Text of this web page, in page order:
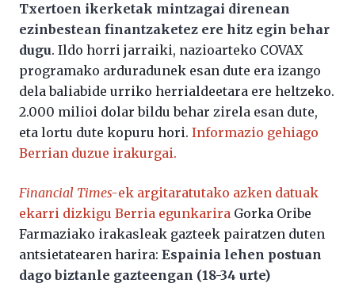
Txertoen ikerketak mintzagai direnean
ezinbestean finantzaketez ere hitz egin behar
dugu. Ildo horri jarraiki, nazioarteko COVAX
programako arduradunek esan dute era izango
dela baliabide urriko herrialdeetara ere heltzeko.
2.000 milioi dolar bildu behar zirela esan dute,
eta lortu dute kopuru hori. Informazio gehiago
Berrian duzue irakurgai.
Financial Times-ek argitaratutako azken datuak
ekarri dizkigu Berria egunkarira Gorka Oribe
Farmaziako irakasleak gazteek pairatzen duten
antsietatearen harira: Espainia lehen postuan
dago biztanle gazteengan (18-34 urte)